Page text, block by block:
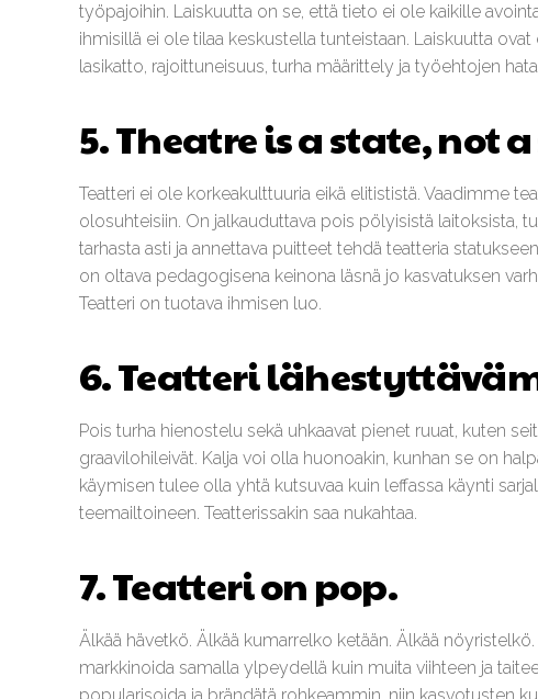
työpajoihin. Laiskuutta on se, että tieto ei ole kaikille
ihmisillä ei ole tilaa keskustella tunteistaan. Laiskuutta ovat
lasikatto, rajoittuneisuus, turha määrittely ja työehtojen
5. Theatre is a state, not
Teatteri ei ole korkeakulttuuria eikä elitististä. Vaadimme
olosuhteisiin. On jalkauduttava pois pölyisistä laitoksista,
tarhasta asti ja annettava puitteet tehdä teatteria
on oltava pedagogisena keinona läsnä jo kasvatuksen
Teatteri on tuotava ihmisen luo.
6. Teatteri
Pois turha hienostelu sekä uhkaavat pienet ruuat, kuten
graavilohileivät. Kalja voi olla huonoakin, kunhan se on
käymisen tulee olla yhtä kutsuvaa kuin leffassa käynti
teemailtoineen. Teatterissakin saa nukahtaa.
7. Teatteri on pop.
Älkää hävetkö. Älkää kumarrelko ketään. Älkää nöyristelkö.
markkinoida samalla ylpeydellä kuin muita viihteen ja